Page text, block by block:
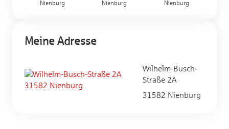
Nienburg
Nienburg
Nienburg
Meine Adresse
Wilhelm-Busch-
Straße 2A
31582 Nienburg